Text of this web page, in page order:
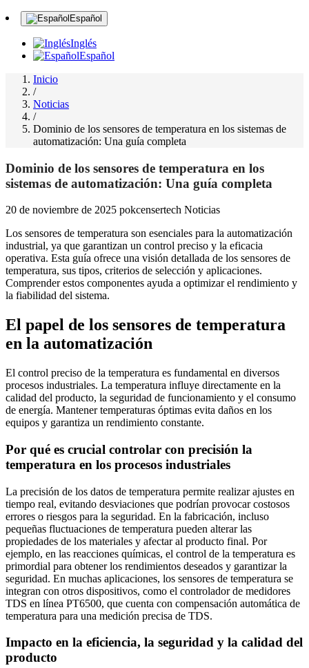
Español
Inglés
Español
Inicio
/
Noticias
/
Dominio de los sensores de temperatura en los sistemas de
automatización: Una guía completa
Dominio de los sensores de temperatura en los
sistemas de automatización: Una guía completa
20 de noviembre de 2025 pokcensertech Noticias
Los sensores de temperatura son esenciales para la automatización
industrial, ya que garantizan un control preciso y la eficacia
operativa. Esta guía ofrece una visión detallada de los sensores de
temperatura, sus tipos, criterios de selección y aplicaciones.
Comprender estos componentes ayuda a optimizar el rendimiento y
la fiabilidad del sistema.
El papel de los sensores de temperatura
en la automatización
El control preciso de la temperatura es fundamental en diversos
procesos industriales. La temperatura influye directamente en la
calidad del producto, la seguridad de funcionamiento y el consumo
de energía. Mantener temperaturas óptimas evita daños en los
equipos y garantiza un rendimiento constante.
Por qué es crucial controlar con precisión la
temperatura en los procesos industriales
La precisión de los datos de temperatura permite realizar ajustes en
tiempo real, evitando desviaciones que podrían provocar costosos
errores o riesgos para la seguridad. En la fabricación, incluso
pequeñas fluctuaciones de temperatura pueden alterar las
propiedades de los materiales y afectar al producto final. Por
ejemplo, en las reacciones químicas, el control de la temperatura es
primordial para obtener los rendimientos deseados y garantizar la
seguridad. En muchas aplicaciones, los sensores de temperatura se
integran con otros dispositivos, como el controlador de medidores
TDS en línea PT6500, que cuenta con compensación automática de
temperatura para una medición precisa de TDS.
Impacto en la eficiencia, la seguridad y la calidad del
producto